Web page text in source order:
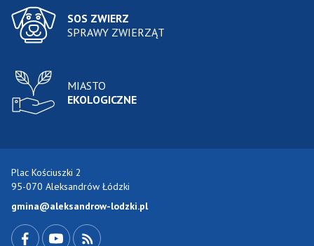
SOS ZWIERZ
SPRAWY ZWIERZĄT
MIASTO
EKOLOGICZNE
Plac Kościuszki 2
95-070 Aleksandrów Łódzki
gmina@aleksandrow-lodzki.pl